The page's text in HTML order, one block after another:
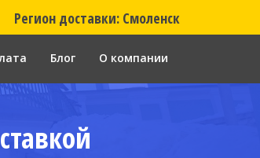
Регион доставки: Смоленск
Блог О компании